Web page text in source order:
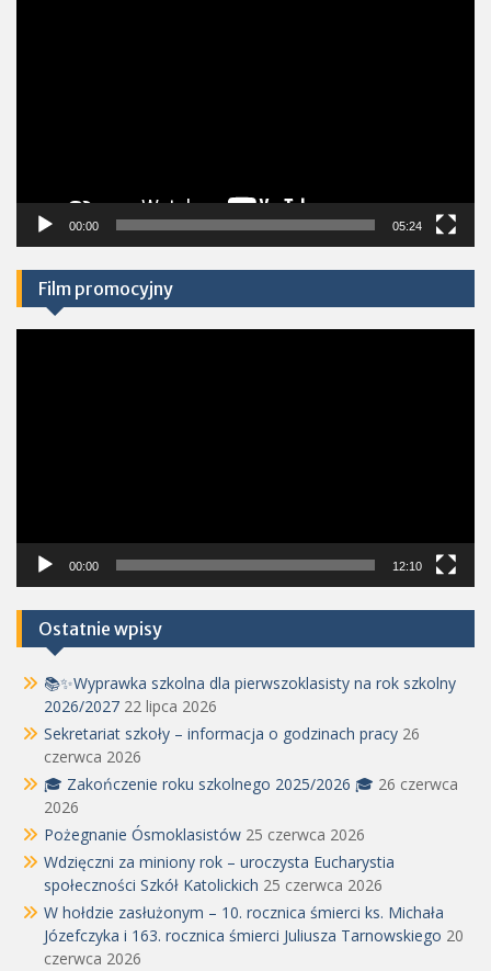
00:00 05:24
Film promocyjny
00:00 12:10
Ostatnie wpisy
📚✨Wyprawka szkolna dla pierwszoklasisty na rok szkolny
2026/2027 22 lipca 2026
Sekretariat szkoły – informacja o godzinach pracy 26
czerwca 2026
🎓 Zakończenie roku szkolnego 2025/2026 🎓 26 czerwca
2026
Pożegnanie Ósmoklasistów 25 czerwca 2026
Wdzięczni za miniony rok – uroczysta Eucharystia
społeczności Szkół Katolickich 25 czerwca 2026
W hołdzie zasłużonym – 10. rocznica śmierci ks. Michała
Józefczyka i 163. rocznica śmierci Juliusza Tarnowskiego 20
czerwca 2026